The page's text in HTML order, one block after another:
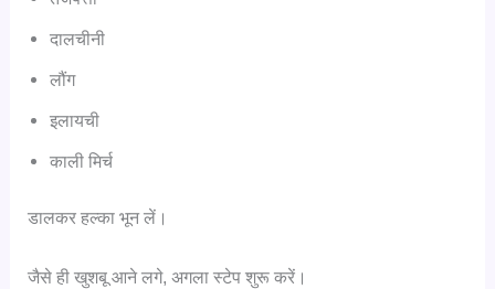
दालचीनी
लौंग
इलायची
काली मिर्च
डालकर हल्का भून लें।
जैसे ही खुशबू आने लगे, अगला स्टेप शुरू करें।